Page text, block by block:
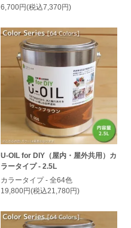
6,700円(税込7,370円)
U-OIL for DIY（屋内・屋外共用）カ
ラータイプ - 2.5L
カラータイプ - 全64色
19,800円(税込21,780円)